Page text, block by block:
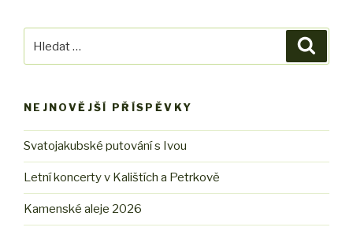
NEJNOVĚJŠÍ PŘÍSPĚVKY
Svatojakubské putování s Ivou
Letní koncerty v Kalištích a Petrkově
Kamenské aleje 2026